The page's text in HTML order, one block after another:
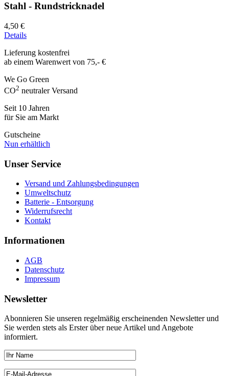
Stahl - Rundstricknadel
4,50 €
Details
Lieferung kostenfrei
ab einem Warenwert von 75,- €
We Go Green
CO2 neutraler Versand
Seit 10 Jahren
für Sie am Markt
Gutscheine
Nun erhältlich
Unser Service
Versand und Zahlungsbedingungen
Umweltschutz
Batterie - Entsorgung
Widerrufsrecht
Kontakt
Informationen
AGB
Datenschutz
Impressum
Newsletter
Abonnieren Sie unseren regelmäßig erscheinenden Newsletter und
Sie werden stets als Erster über neue Artikel und Angebote
informiert.